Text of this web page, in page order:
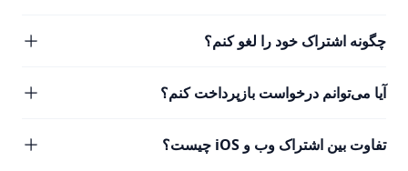
چگونه اشتراک خود را لغو کنم؟
آیا می‌توانم درخواست بازپرداخت کنم؟
تفاوت بین اشتراک وب و iOS چیست؟